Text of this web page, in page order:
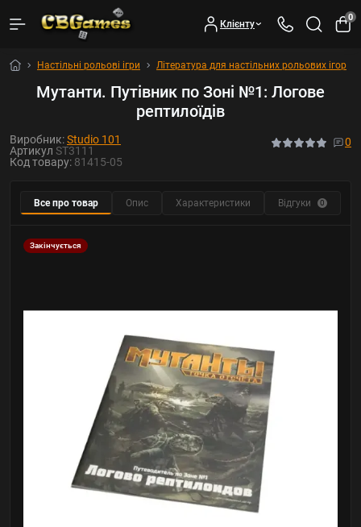
Клієнту
0
Настільні рольові ігри Література для настільних рольових ігор
Мутанти. Путівник по Зоні №1: Логове
рептилоїдів
Виробник:Studio 101
Артикул ST3111
Код товару: 81415-05
0
Все про товар Опис Характеристики Відгуки 0
Закінчується